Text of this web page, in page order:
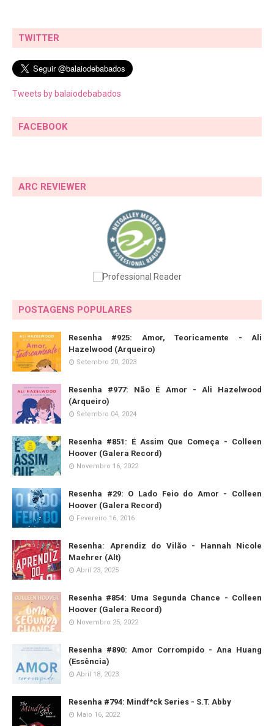
TWITTER
Tweets by balaiodebabados
FACEBOOK
ARC REVIEWER
POSTAGENS POPULARES
Resenha #925: Amor, Teoricamente - Ali
Hazelwood (Arqueiro)
Setembro 20, 2023
Resenha #977: Não É Amor - Ali Hazelwood
(Arqueiro)
Setembro 04, 2024
Resenha #851: É Assim Que Começa - Colleen
Hoover (Galera Record)
Novembro 16, 2022
Resenha #29: O Lado Feio do Amor - Colleen
Hoover (Galera Record)
Fevereiro 16, 2016
Resenha: Aprendiz do Vilão - Hannah Nicole
Maehrer (Alt)
Abril 23, 2025
Resenha #854: Uma Segunda Chance - Colleen
Hoover (Galera Record)
Novembro 25, 2022
Resenha #890: Amor Corrompido - Ana Huang
(Essência)
Abril 18, 2023
Resenha #794: Mindf*ck Series - S.T. Abby
Maio 16, 2022